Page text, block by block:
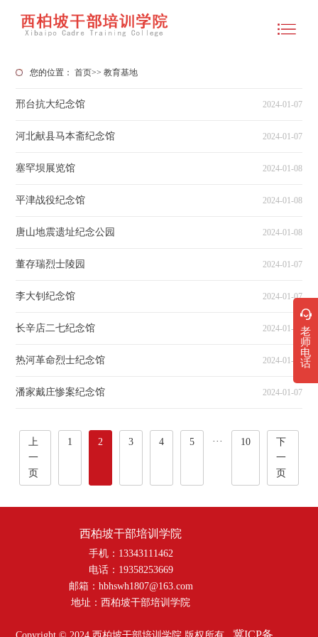
您的位置：首页>>教育基地
邢台抗大纪念馆 2024-01-07
河北献县马本斋纪念馆 2024-01-07
塞罕坝展览馆 2024-01-08
平津战役纪念馆 2024-01-08
唐山地震遗址纪念公园 2024-01-08
董存瑞烈士陵园 2024-01-07
李大钊纪念馆 2024-01-07
长辛店二七纪念馆 2024-01-08
热河革命烈士纪念馆 2024-01-07
潘家戴庄惨案纪念馆 2024-01-07
上
一
页
1 2 3 4 5 ··· 10
下
一
页
西柏坡干部培训学院
手机：13343111462
电话：19358253669
邮箱：hbhswh1807@163.com
地址：西柏坡干部培训学院
冀ICP备
老
师
电
话